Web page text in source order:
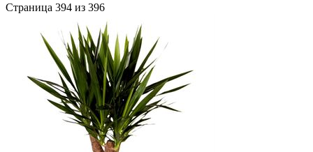
Страница 394 из 396